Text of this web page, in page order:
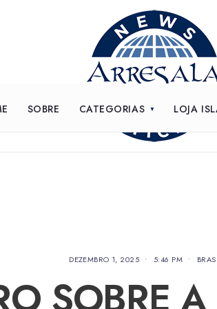
SOBRE CATEGORIAS LOJA
DEZEMBRO 1, 2025 • 5:46 PM •